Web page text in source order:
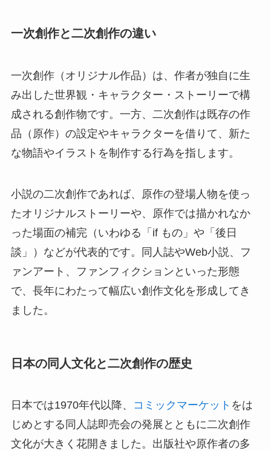
一次創作と二次創作の違い
一次創作（オリジナル作品）は、作者が独自に生
み出した世界観・キャラクター・ストーリーで構
成される創作物です。一方、二次創作は既存の作
品（原作）の設定やキャラクターを借りて、新た
な物語やイラストを制作する行為を指します。
小説の二次創作であれば、原作の登場人物を使っ
たオリジナルストーリーや、原作では描かれなか
った場面の補完（いわゆる「if もの」や「後日
談」）などが代表的です。同人誌やWeb小説、フ
ァンアート、ファンフィクションといった形態
で、長年にわたって幅広い創作文化を形成してき
ました。
日本の同人文化と二次創作の歴史
日本では1970年代以降、 コミックマーケット をは
じめとする同人誌即売会の発展とともに二次創作
文化が大きく花開きました。出版社や原作者の多